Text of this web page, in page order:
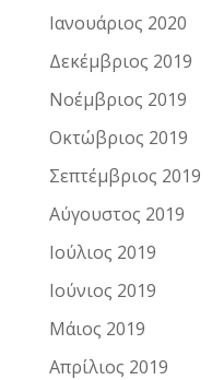
Ιανουάριος 2020
Δεκέμβριος 2019
Νοέμβριος 2019
Οκτώβριος 2019
Σεπτέμβριος 2019
Αύγουστος 2019
Ιούλιος 2019
Ιούνιος 2019
Μάιος 2019
Απρίλιος 2019